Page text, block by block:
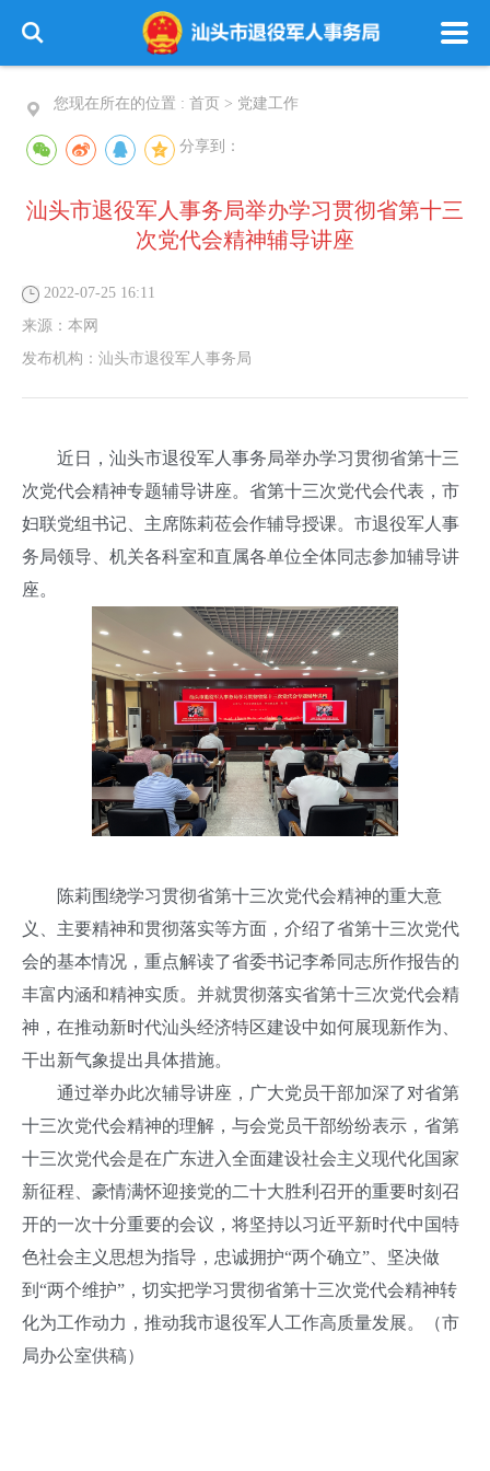
您现在所在的位置 : 首页 > 党建工作
分享到：
汕头市退役军人事务局举办学习贯彻省第十三
次党代会精神辅导讲座
2022-07-25 16:11
来源： 本网
发布机构： 汕头市退役军人事务局
近日，汕头市退役军人事务局举办学习贯彻省第十三
次党代会精神专题辅导讲座。省第十三次党代会代表，市
妇联党组书记、主席陈莉莅会作辅导授课。市退役军人事
务局领导、机关各科室和直属各单位全体同志参加辅导讲
座。
陈莉围绕学习贯彻省第十三次党代会精神的重大意
义、主要精神和贯彻落实等方面，介绍了省第十三次党代
会的基本情况，重点解读了省委书记李希同志所作报告的
丰富内涵和精神实质。并就贯彻落实省第十三次党代会精
神，在推动新时代汕头经济特区建设中如何展现新作为、
干出新气象提出具体措施。
通过举办此次辅导讲座，广大党员干部加深了对省第
十三次党代会精神的理解，与会党员干部纷纷表示，省第
十三次党代会是在广东进入全面建设社会主义现代化国家
新征程、豪情满怀迎接党的二十大胜利召开的重要时刻召
开的一次十分重要的会议，将坚持以习近平新时代中国特
色社会主义思想为指导，忠诚拥护“两个确立”、坚决做
到“两个维护”，切实把学习贯彻省第十三次党代会精神转
化为工作动力，推动我市退役军人工作高质量发展。（市
局办公室供稿）